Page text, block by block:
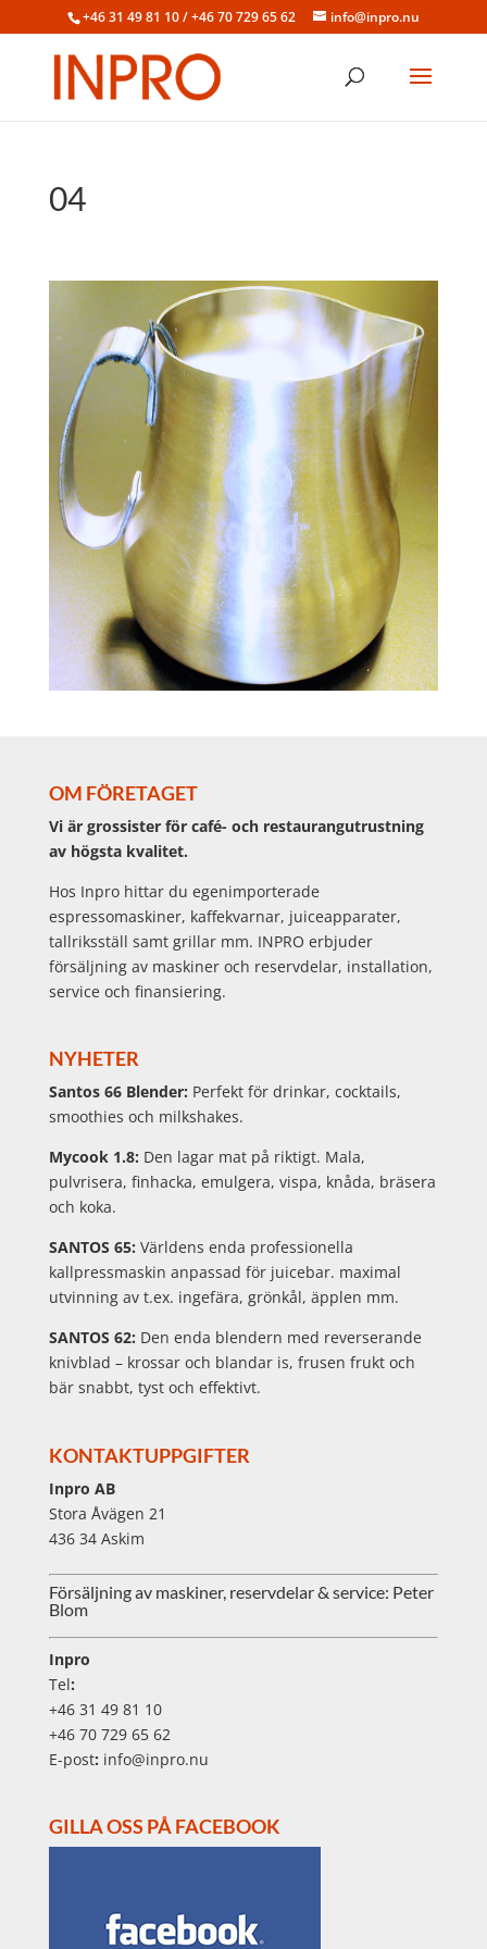
+46 31 49 81 10 / +46 70 729 65 62 info@inpro.nu
04
OM FÖRETAGET
Vi är grossister för café- och restaurangutrustning
av högsta kvalitet.
Hos Inpro hittar du egenimporterade
espressomaskiner, kaffekvarnar, juiceapparater,
tallriksställ samt grillar mm. INPRO erbjuder
försäljning av maskiner och reservdelar, installation,
service och finansiering.
NYHETER
Santos 66 Blender: Perfekt för drinkar, cocktails,
smoothies och milkshakes.
Mycook 1.8: Den lagar mat på riktigt. Mala,
pulvrisera, finhacka, emulgera, vispa, knåda, bräsera
och koka.
SANTOS 65: Världens enda professionella
kallpressmaskin anpassad för juicebar. maximal
utvinning av t.ex. ingefära, grönkål, äpplen mm.
SANTOS 62: Den enda blendern med reverserande
knivblad – krossar och blandar is, frusen frukt och
bär snabbt, tyst och effektivt.
KONTAKTUPPGIFTER
Inpro AB
Stora Åvägen 21
436 34 Askim
Försäljning av maskiner, reservdelar & service: Peter
Blom
Inpro
Tel:
+46 31 49 81 10
+46 70 729 65 62
E-post: info@inpro.nu
GILLA OSS PÅ FACEBOOK